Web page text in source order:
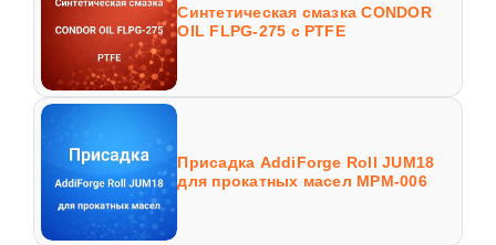
Синтетическая смазка CONDOR
OIL FLPG-275 с PTFE
Присадка AddiForge Roll JUM18
для прокатных масел MPM-006